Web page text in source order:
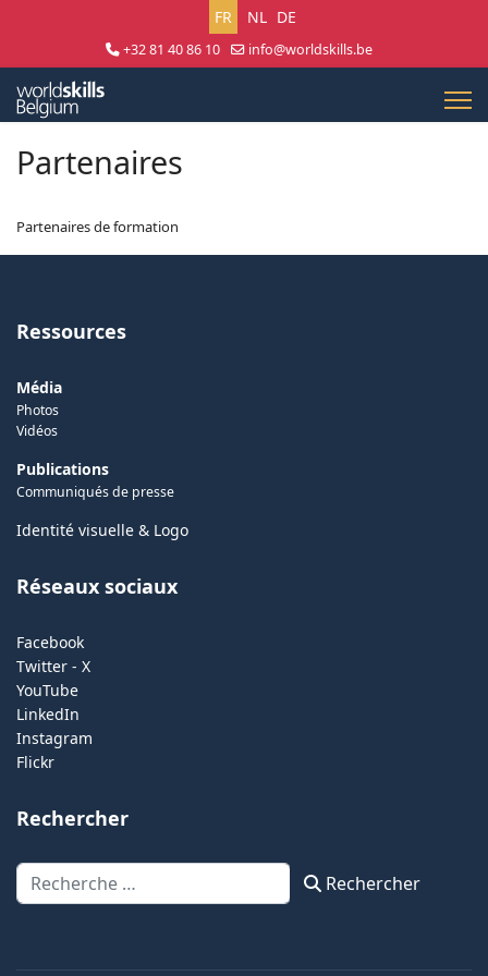
Sélectionnez votre langue
FR NL DE
+32 81 40 86 10
info@worldskills.be
Partenaires
Partenaires de formation
Ressources
Média
Photos
Vidéos
Publications
Communiqués de presse
Identité visuelle & Logo
Réseaux sociaux
Facebook
Twitter - X
YouTube
LinkedIn
Instagram
Flickr
Rechercher
Rechercher Rechercher